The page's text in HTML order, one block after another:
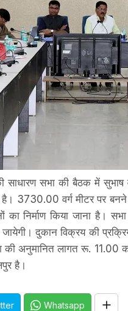
साधारण सभा की बैठक में सुभाष
है। 3730.00 वर्ग मीटर पर
निर्माण किया जाना है।
दुकान विक्रय की
अनुमानित लागत रू. 11.00
है।
Whatsapp